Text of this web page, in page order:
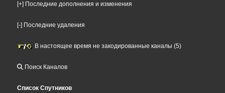
[+] Последние дополнения и изменения
[-] Последние удаления
В настоящее время не закодированные каналы (5)
Поиск Каналов
Список Спутников